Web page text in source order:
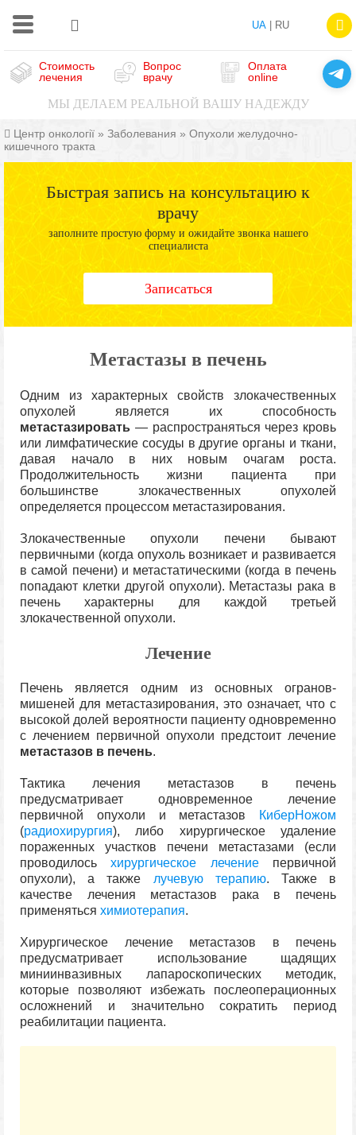
UA| RU
Стоимость
лечения
Вопрос
врачу
Оплата
online
МЫ ДЕЛАЕМ РЕАЛЬНОЙ ВАШУ НАДЕЖДУ
Центр онкології » Заболевания » Опухоли желудочно-
кишечного тракта
Быстрая запись на консультацию к
врачу
заполните простую форму и ожидайте звонка нашего
специалиста
Записаться
Метастазы в печень
Одним из характерных свойств злокачественных
опухолей является их способность
метастазировать — распространяться через кровь
или лимфатические сосуды в другие органы и ткани,
давая начало в них новым очагам роста.
Продолжительность жизни пациента при
большинстве злокачественных опухолей
определяется процессом метастазирования.
Злокачественные опухоли печени бывают
первичными (когда опухоль возникает и развивается
в самой печени) и метастатическими (когда в печень
попадают клетки другой опухоли). Метастазы рака в
печень характерны для каждой третьей
злокачественной опухоли.
Лечение
Печень является одним из основных огранов-
мишеней для метастазирования, это означает, что с
высокой долей вероятности пациенту одновременно
с лечением первичной опухоли предстоит лечение
метастазов в печень.
Тактика лечения метастазов в печень
предусматривает одновременное лечение
первичной опухоли и метастазов
КиберНожом
(радиохирургия), либо хирургическое удаление
пораженных участков печени метастазами (если
проводилосьхирургическое лечениепервичной
опухоли), а также лучевую терапию. Также в
качестве лечения метастазов рака в печень
применяться химиотерапия.
Хирургическое лечение метастазов в печень
предусматривает использование щадящих
миниинвазивных лапароскопических методик,
которые позволяют избежать послеоперационных
осложнений и значительно сократить период
реабилитации пациента.